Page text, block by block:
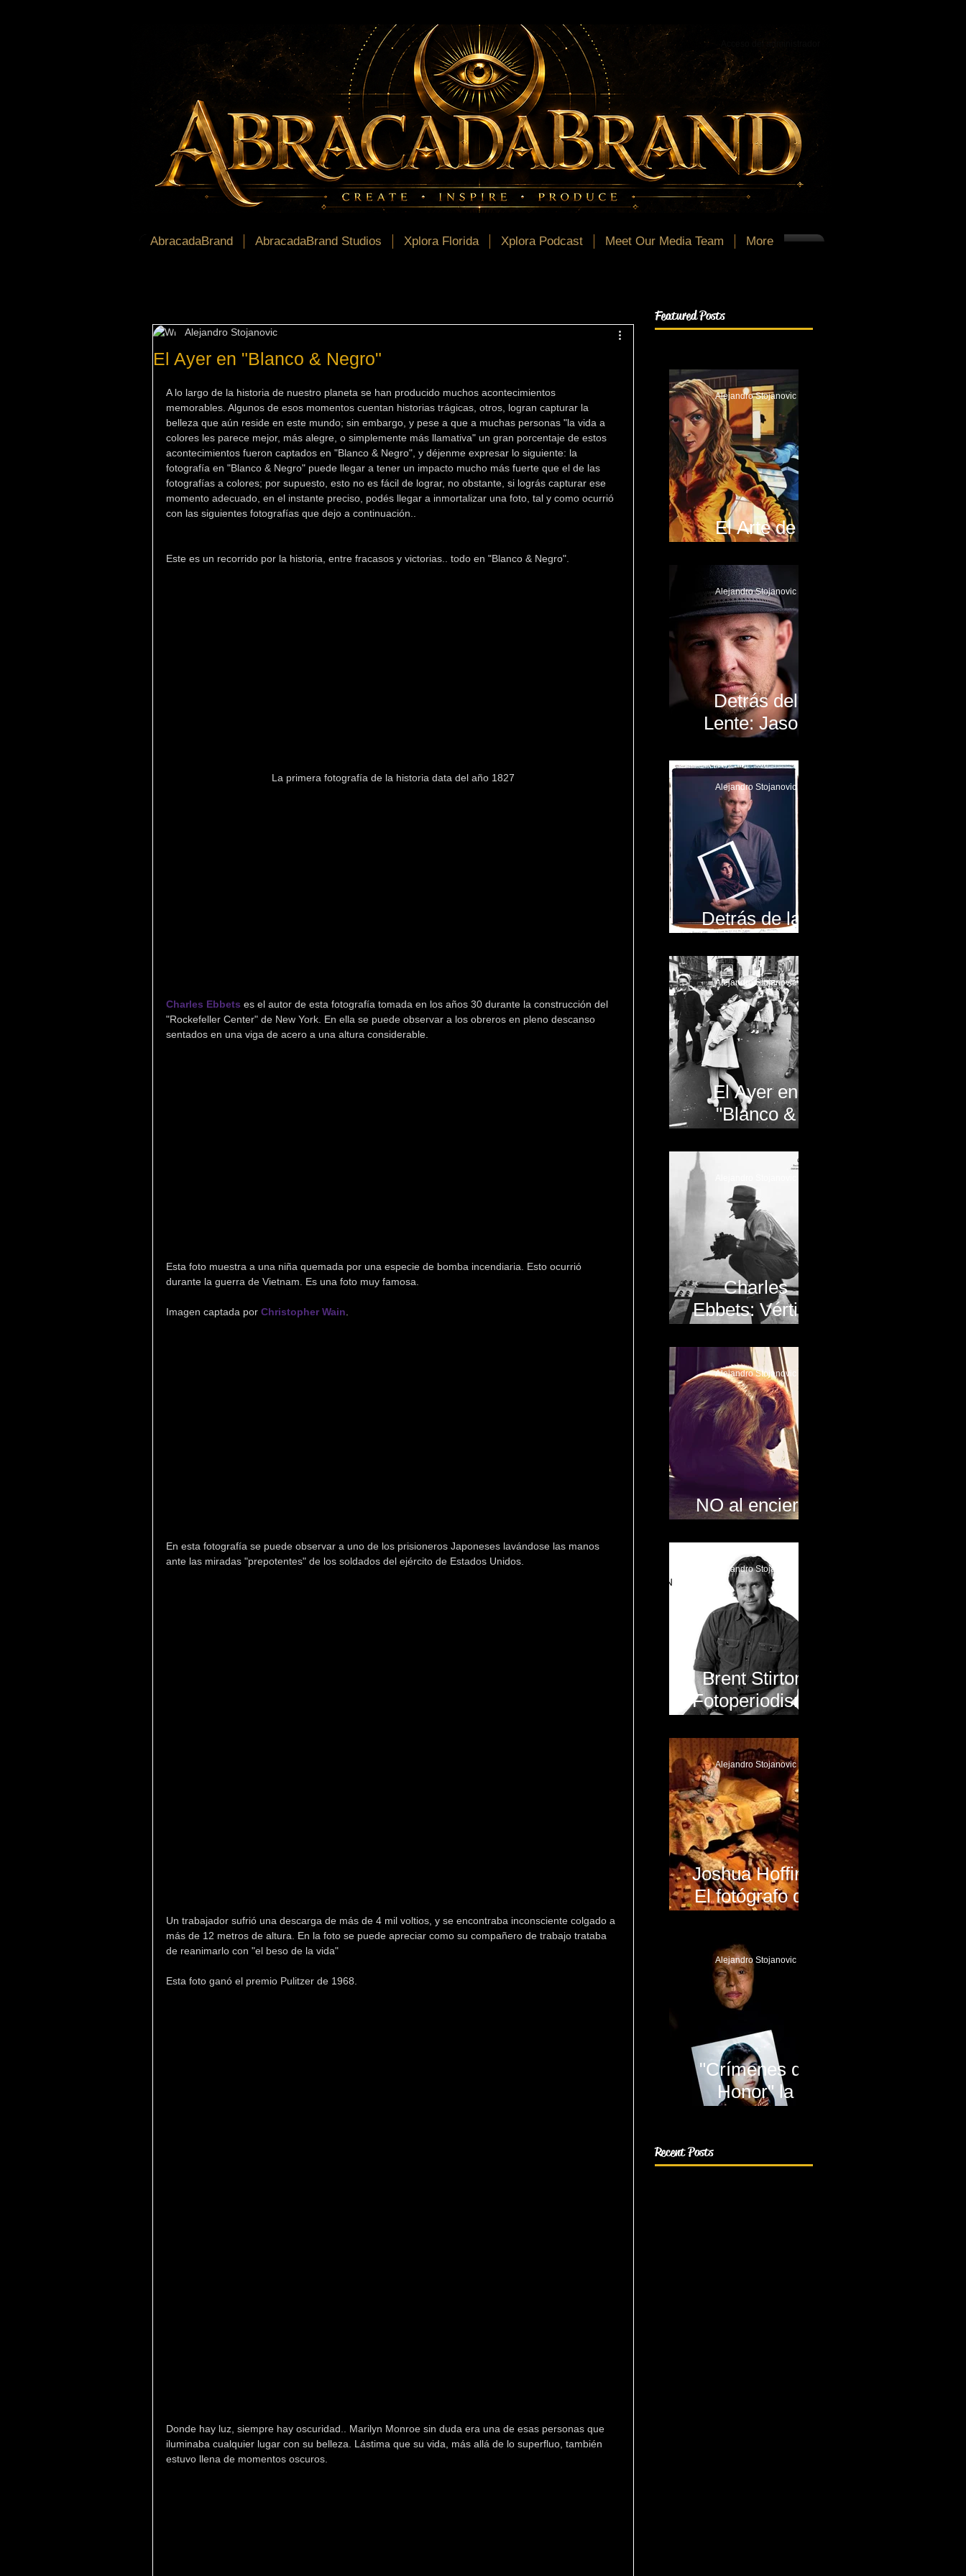
Acceso del administrador
AbracadaBrand AbracadaBrand Studios Xplora Florida Xplora Podcast Meet Our Media Team More
El Ayer en "Blanco & Negro"
Alejandro Stojanovic
A lo largo de la historia de nuestro planeta se han producido muchos acontecimientos
memorables. Algunos de esos momentos cuentan historias trágicas, otros, logran capturar la
belleza que aún reside en este mundo; sin embargo, y pese a que a muchas personas "la vida a
colores les parece mejor, más alegre, o simplemente más llamativa" un gran porcentaje de estos
acontecimientos fueron captados en "Blanco & Negro", y déjenme expresar lo siguiente: la
fotografía en "Blanco & Negro" puede llegar a tener un impacto mucho más fuerte que el de las
fotografías a colores; por supuesto, esto no es fácil de lograr, no obstante, si lográs capturar ese
momento adecuado, en el instante preciso, podés llegar a inmortalizar una foto, tal y como ocurrió
con las siguientes fotografías que dejo a continuación..
Este es un recorrido por la historia, entre fracasos y victorias.. todo en "Blanco & Negro".
La primera fotografía de la historia data del año 1827
Charles Ebbets es el autor de esta fotografía tomada en los años 30 durante la construcción del
"Rockefeller Center" de New York. En ella se puede observar a los obreros en pleno descanso
sentados en una viga de acero a una altura considerable.
Esta foto muestra a una niña quemada por una especie de bomba incendiaria. Esto ocurrió
durante la guerra de Vietnam. Es una foto muy famosa.
Imagen captada por Christopher Wain.
En esta fotografía se puede observar a uno de los prisioneros Japoneses lavándose las manos
ante las miradas "prepotentes" de los soldados del ejército de Estados Unidos.
Un trabajador sufrió una descarga de más de 4 mil voltios, y se encontraba inconsciente colgado a
más de 12 metros de altura. En la foto se puede apreciar como su compañero de trabajo trataba
de reanimarlo con "el beso de la vida"
Esta foto ganó el premio Pulitzer de 1968.
Donde hay luz, siempre hay oscuridad.. Marilyn Monroe sin duda era una de esas personas que
iluminaba cualquier lugar con su belleza. Lástima que su vida, más allá de lo superfluo, también
estuvo llena de momentos oscuros.
Featured Posts
El Arte de
Alejandro Stojanovic
Detrás del
Lente: Jason
Alejandro Stojanovic
Detrás de las
Alejandro Stojanovic
El Ayer en
"Blanco &
Alejandro Stojanovic
Charles
Ebbets: Vértigo
NO al encierro
Alejandro Stojanovic
Brent Stirton:
Fotoperiodismo
Alejandro Stojanovic
Joshua Hoffine:
El fotógrafo del
Alejandro Stojanovic
"Crímenes de
Honor" la
Alejandro Stojanovic
Recent Posts